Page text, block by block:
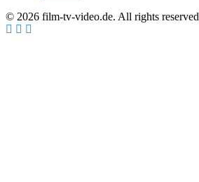
© 2026 film-tv-video.de. All rights reserved